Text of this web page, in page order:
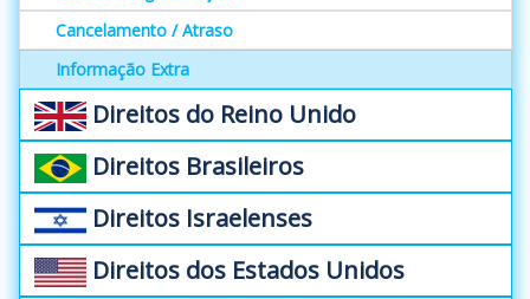
Cancelamento / Atraso
Informação Extra
Direitos do Reino Unido
Direitos Brasileiros
Direitos Israelenses
Direitos dos Estados Unidos